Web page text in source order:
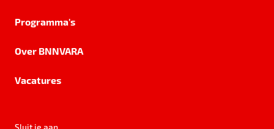
Programma's
Over BNNVARA
Vacatures
Sluit je aan